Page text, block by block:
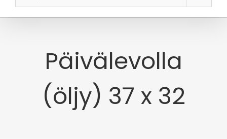
Päivälevolla
(öljy) 37 x 32